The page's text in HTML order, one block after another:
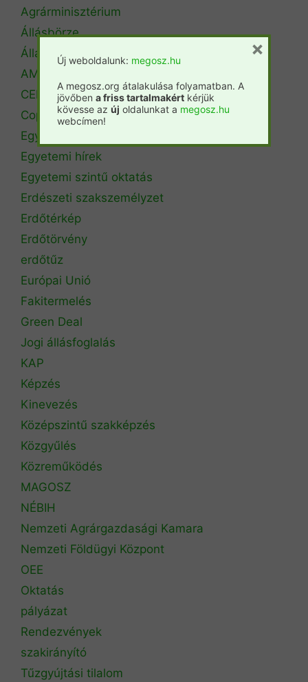
Agrárminisztérium
Állásbörze
Álláshirdetés
AM Erdőrendezési Főosztály
CEPF
Copa Cogeca
Egyéb
Egyetemi hírek
Egyetemi szintű oktatás
Erdészeti szakszemélyzet
Erdőtérkép
Erdőtörvény
erdőtűz
Európai Unió
Fakitermelés
Green Deal
Jogi állásfoglalás
KAP
Képzés
Kinevezés
Középszintű szakképzés
Közgyűlés
Közreműködés
MAGOSZ
NÉBIH
Nemzeti Agrárgazdasági Kamara
Nemzeti Földügyi Központ
OEE
Oktatás
pályázat
Rendezvények
szakirányító
Tűzgyújtási tilalom
Új weboldalunk: megosz.hu
A megosz.org átalakulása folyamatban. A
jövőben a friss tartalmakért kérjük
kövesse az új oldalunkat a megosz.hu
webcímen!
×